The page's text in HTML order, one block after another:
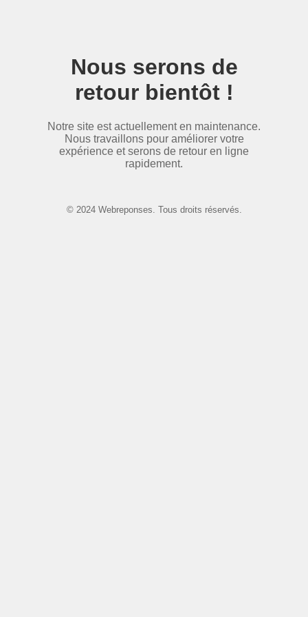
Nous serons de
retour bientôt !
Notre site est actuellement en maintenance.
Nous travaillons pour améliorer votre
expérience et serons de retour en ligne
rapidement.
© 2024 Webreponses. Tous droits réservés.